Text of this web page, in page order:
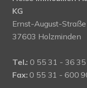
KG
Ernst-August-
37603 Holzminden
Tel.: 0 55 31 - 36 35
Fax: 0 55 31 - 600